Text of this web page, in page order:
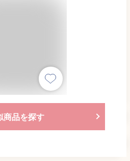
商品を探す